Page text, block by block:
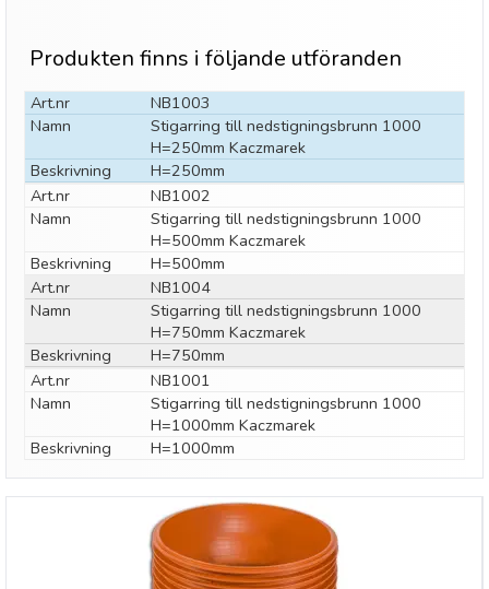
Produkten finns i följande utföranden
Art.nr
NB1003
Namn
Stigarring till nedstigningsbrunn 1000
H=250mm Kaczmarek
Beskrivning
H=250mm
Art.nr
NB1002
Namn
Stigarring till nedstigningsbrunn 1000
H=500mm Kaczmarek
Beskrivning
H=500mm
Art.nr
NB1004
Namn
Stigarring till nedstigningsbrunn 1000
H=750mm Kaczmarek
Beskrivning
H=750mm
Art.nr
NB1001
Namn
Stigarring till nedstigningsbrunn 1000
H=1000mm Kaczmarek
Beskrivning
H=1000mm